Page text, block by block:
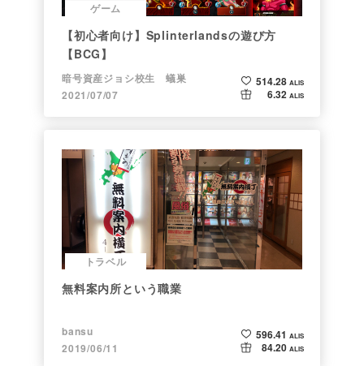
ゲーム
【初心者向け】Splinterlandsの遊び方
【BCG】
暗号資産ジョシ校生 蟻巣
2021/07/07
514.28 ALIS
6.32 ALIS
トラベル
無料案内所という職業
bansu
2019/06/11
596.41 ALIS
84.20 ALIS